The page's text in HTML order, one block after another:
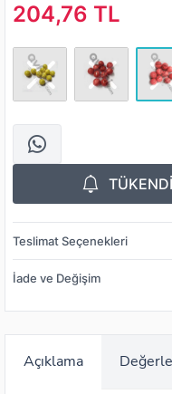
204,76 TL
Teslimat Seçenekleri
İade ve Değişim
Açıklama